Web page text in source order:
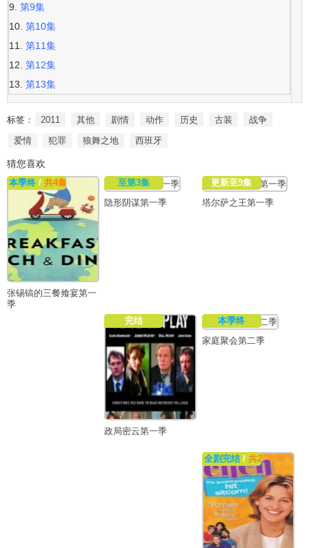
第9集
第10集
第11集
第12集
第13集
标签： 2011 其他 剧情 动作 历史 古装
战争
爱情
犯罪 狼舞之地 西班牙
猜您喜欢
本季终 / 共4集
张锡镐的三餐飨宴第一
季
至第3集
隐形阴谋第一季
更新至9集
塔尔萨之王第一季
完结
政局密云第一季
本季终
家庭聚会第二季
全剧完结/ 共22集